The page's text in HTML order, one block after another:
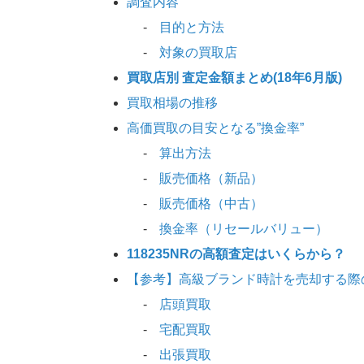
目的と方法
対象の買取店
買取店別 査定金額まとめ(18年6月版)
買取相場の推移
高価買取の目安となる”換金率”
算出方法
販売価格（新品）
販売価格（中古）
換金率（リセールバリュー）
118235NRの高額査定はいくらから？
【参考】高級ブランド時計を売却する
店頭買取
宅配買取
出張買取